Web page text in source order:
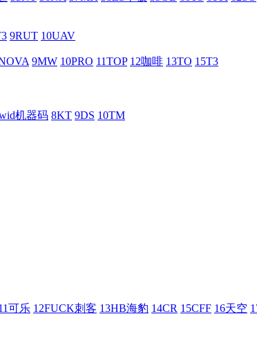
9RUT 10UAV
9MW 10PRO 11TOP 12咖啡 13TO 15T3
机器码 8KT 9DS 10TM
可乐 12FUCK刺客 13HB海豹 14CR 15CFF 16天空